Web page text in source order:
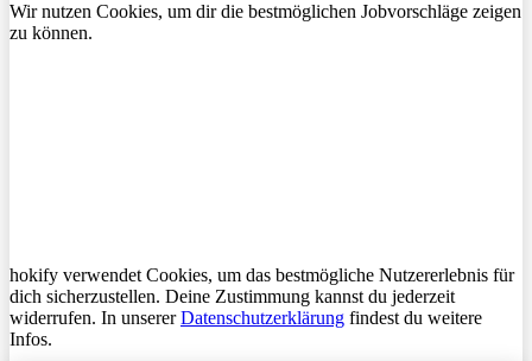
Wir nutzen Cookies, um dir die bestmöglichen Jobvorschläge zeigen
zu können.
hokify verwendet Cookies, um das bestmögliche Nutzererlebnis für
dich sicherzustellen. Deine Zustimmung kannst du jederzeit
widerrufen. In unsererDatenschutzerklärung findest du weitere
Infos.